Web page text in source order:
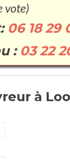
vote)
06 18 29
: 03 22
à